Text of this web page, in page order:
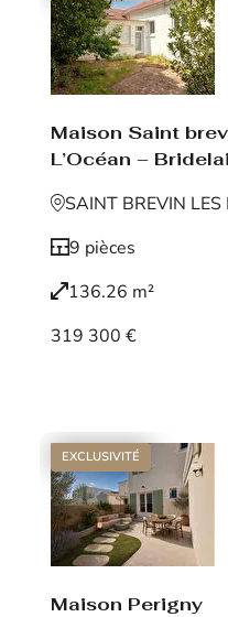
Maison Saint
L’Océan –
SAINT BREVIN LES
9 pièces
136.26 m²
319 300 €
EXCLUSIVITÉ
Maison Perigny